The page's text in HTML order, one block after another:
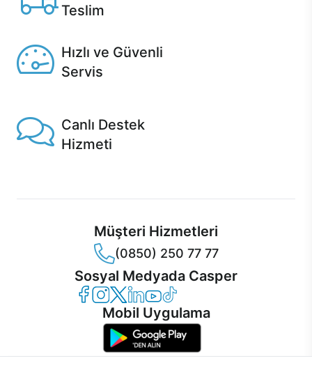
Teslim
Hızlı ve Güvenli
Servis
Canlı Destek
Hizmeti
Müşteri Hizmetleri
(0850) 250 77 77
Sosyal Medyada Casper
Casper Facebook
Casper Instagram
Casper Twitter
Casper LinkedIn
Casper YouTube
Casper TikTok
Mobil Uygulama